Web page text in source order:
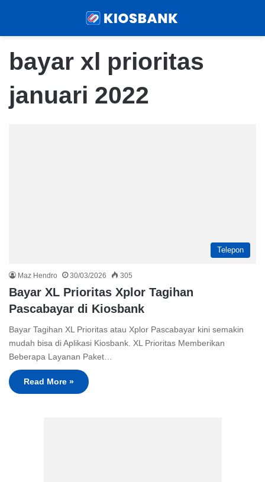
bayar xl prioritas
januari 2022
Telepon
Maz Hendro 30/03/2026 305
Bayar XL Prioritas Xplor Tagihan
Pascabayar di Kiosbank
Bayar Tagihan XL Prioritas atau Xplor Pascabayar kini semakin
mudah bisa di Aplikasi Kiosbank. XL Prioritas Memberikan
Beberapa Layanan Paket…
Read More »